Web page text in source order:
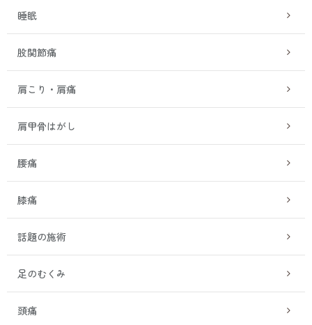
睡眠
股関節痛
肩こり・肩痛
肩甲骨はがし
腰痛
膝痛
話題の施術
足のむくみ
頭痛